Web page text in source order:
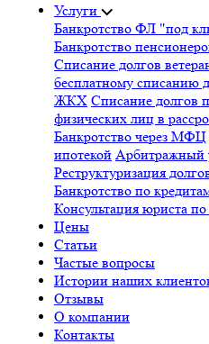
Услуги
Банкротство ФЛ "под
Банкротство
Списание долгов
бесплатному списанию
ЖКХ Списание долгов
физических лиц в
Банкротство через МФЦ
ипотекой Арбитражный
Реструктуризация
Банкротство по
Консультация юриста по
Цены
Статьи
Частые вопросы
Истории наших
Отзывы
О компании
Контакты